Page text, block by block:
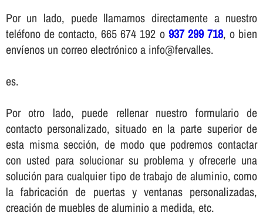
Por un lado, puede llamarnos directamente a nuestro
teléfono de contacto, 665 674 192 o 937 299 718, o bien
enví­enos un correo electrónico a info@fervalles.
es.
Por otro lado, puede rellenar nuestro formulario de
contacto personalizado, situado en la parte superior de
esta misma sección, de modo que podremos contactar
con usted para solucionar su problema y ofrecerle una
solución para cualquier tipo de trabajo de aluminio, como
la fabricación de puertas y ventanas personalizadas,
creación de muebles de aluminio a medida, etc.